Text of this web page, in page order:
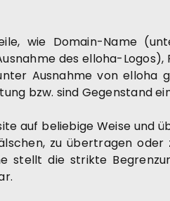
wie Domain-Name
des elloha-
Ausnahme von
bzw. sind Gegenstand
auf beliebige Weise und
zu übertragen
stellt die strikte